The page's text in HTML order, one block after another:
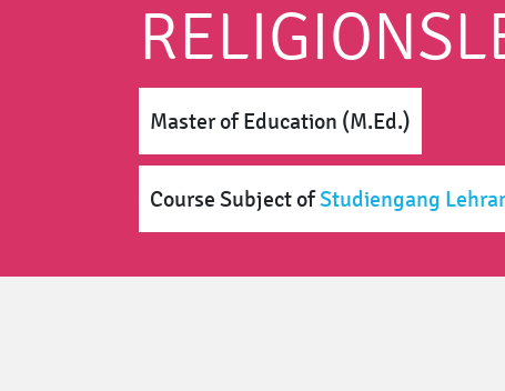
Master of Education (M.Ed.)
Course Subject ofStudiengang